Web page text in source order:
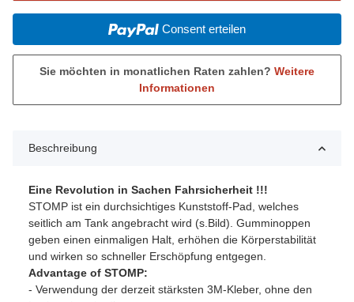
Consent erteilen
Sie möchten in monatlichen Raten zahlen? Weitere
Informationen
Beschreibung
Eine Revolution in Sachen Fahrsicherheit !!!
STOMP ist ein durchsichtiges Kunststoff-Pad, welches
seitlich am Tank angebracht wird (s.Bild). Gumminoppen
geben einen einmaligen Halt, erhöhen die Körperstabilität
und wirken so schneller Erschöpfung entgegen.
Advantage of STOMP:
- Verwendung der derzeit stärksten 3M-Kleber, ohne den